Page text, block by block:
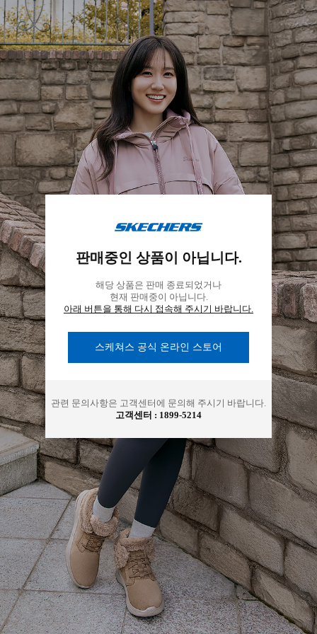
스
쳐
코
리
판매중인 상품이 아닙니다.
해당 상품은 판매 종료되었거나
현재 판매중이 아닙니다.
아래 버튼을 통해 다시 접속해 주시기 바랍니다.
스케쳐스 공식 온라인 스토어
관련 문의사항은 고객센터에 문의해 주시기 바랍니다.
고객센터 : 1899-5214